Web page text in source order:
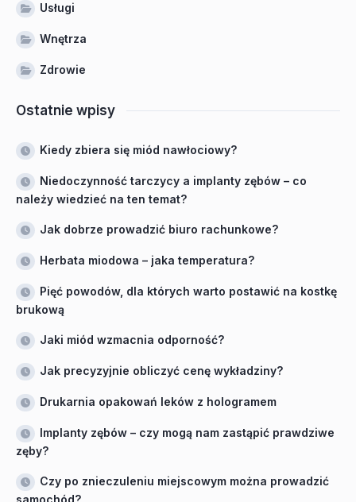
Usługi
Wnętrza
Zdrowie
Ostatnie wpisy
Kiedy zbiera się miód nawłociowy?
Niedoczynność tarczycy a implanty zębów – co
należy wiedzieć na ten temat?
Jak dobrze prowadzić biuro rachunkowe?
Herbata miodowa – jaka temperatura?
Pięć powodów, dla których warto postawić na kostkę
brukową
Jaki miód wzmacnia odporność?
Jak precyzyjnie obliczyć cenę wykładziny?
Drukarnia opakowań leków z hologramem
Implanty zębów – czy mogą nam zastąpić prawdziwe
zęby?
Czy po znieczuleniu miejscowym można prowadzić